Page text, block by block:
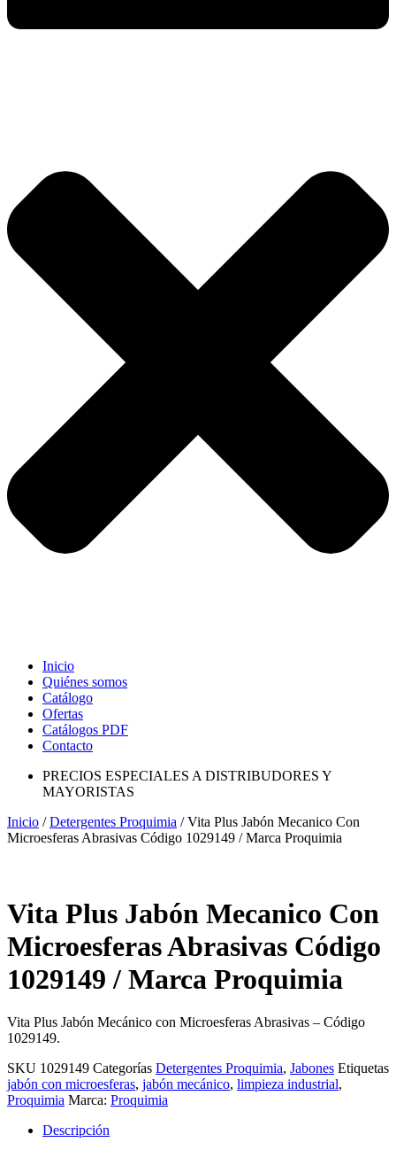
Inicio
Quiénes somos
Catálogo
Ofertas
Catálogos PDF
Contacto
PRECIOS ESPECIALES A DISTRIBUDORES Y
MAYORISTAS
Inicio /Detergentes Proquimia / Vita Plus Jabón Mecanico Con
Microesferas Abrasivas Código 1029149 / Marca Proquimia
Vita Plus Jabón Mecanico Con
Microesferas Abrasivas Código
1029149 / Marca Proquimia
Vita Plus Jabón Mecánico con Microesferas Abrasivas – Código
1029149.
SKU 1029149 Categorías Detergentes Proquimia, Jabones Etiquetas
jabón con microesferas, jabón mecánico, limpieza industrial,
Proquimia Marca: Proquimia
Descripción